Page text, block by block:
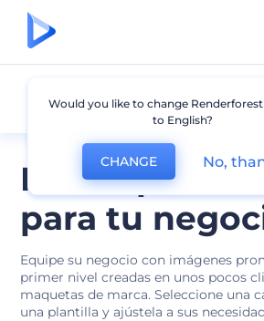
Mockups de
para tu
Equipe su negocio con imágenes
primer nivel creadas en unos pocos
maquetas de marca. Seleccione una
una plantilla y ajústela a sus
Marca
Would you like to change
to English?
CHANGE No,